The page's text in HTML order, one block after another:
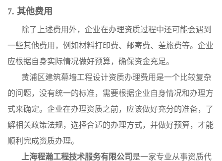
7. 其他费用
除了上述费用外，企业在办理资质过程中还可能会遇到
一些其他费用，例如材料打印费、邮寄费、差旅费等。企业
应根据自身实际情况做好预算，确保资金充足。
黄浦区建筑幕墙工程设计资质办理费用是一个比较复杂
的问题，没有统一的标准，需要根据企业自身情况和办理方
式来确定。企业在办理资质之前，应该做好充分的准备，了
解相关政策法规，选择合适的办理方式，并做好预算，才能
顺利完成资质办理。
上海程瀚工程技术服务有限公司 是一家专业从事资质代